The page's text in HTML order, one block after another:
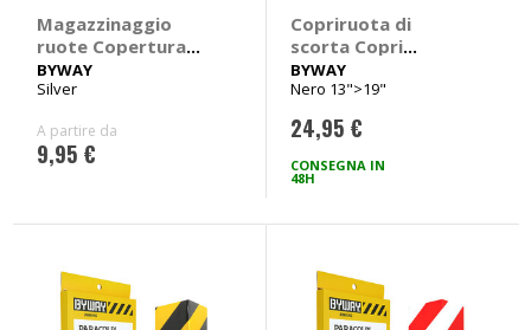
Magazzinaggio
ruote Copertura
pneumatici
BYWAY
Silver
A partire da
9,95 €
Copriruota di
scorta Copri
pneumatici - BYWAY
BYWAY
Nero 13">19"
24,95 €
CONSEGNA IN
48H